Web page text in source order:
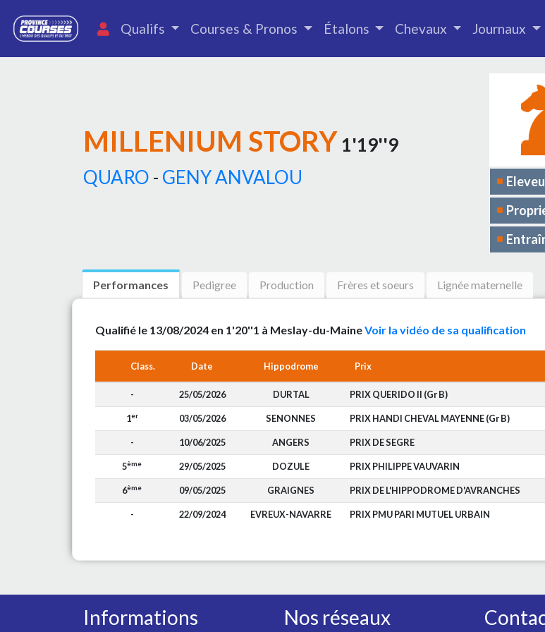
Qualifs Courses & Pronos Étalons Chevaux Journaux
MILLENIUM STORY 1'19''9
QUARO - GENY ANVALOU
Performances Pedigree Production Frères et soeurs Lignée maternelle
Qualifié le 13/08/2024 en 1'20''1 à Meslay-du-MaineVoir la vidéo de sa qualification
Class. Date Hippodrome Prix
- 25/05/2026 DURTAL PRIX QUERIDO II (Gr B)
1er 03/05/2026 SENONNES PRIX HANDI CHEVAL MAYENNE (Gr B)
- 10/06/2025 ANGERS PRIX DE SEGRE
5ème 29/05/2025 DOZULE PRIX PHILIPPE VAUVARIN
6ème 09/05/2025 GRAIGNES PRIX DE L'HIPPODROME D'AVRANCHES
- 22/09/2024 EVREUX-NAVARRE PRIX PMU PARI MUTUEL URBAIN
Informations Nos réseaux